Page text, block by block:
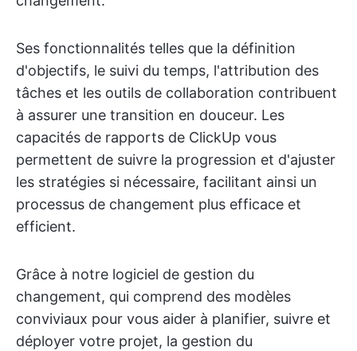
Ses fonctionnalités telles que la définition
d'objectifs, le suivi du temps, l'attribution des
tâches et les outils de collaboration contribuent
à assurer une transition en douceur. Les
capacités de rapports de ClickUp vous
permettent de suivre la progression et d'ajuster
les stratégies si nécessaire, facilitant ainsi un
processus de changement plus efficace et
efficient.
Grâce à notre logiciel de gestion du
changement, qui comprend des modèles
conviviaux pour vous aider à planifier, suivre et
déployer votre projet, la gestion du